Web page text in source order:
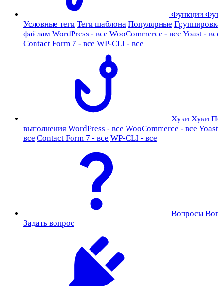
Функции
Условные теги Теги шаблона Популярные
файлам WordPress - все WooCommerce - все Yoast -
Contact Form 7 - все WP-CLI - все
Хуки Хуки
выполнения WordPress - все WooCommerce - все
все Contact Form 7 - все WP-CLI - все
Вопросы
Задать вопрос